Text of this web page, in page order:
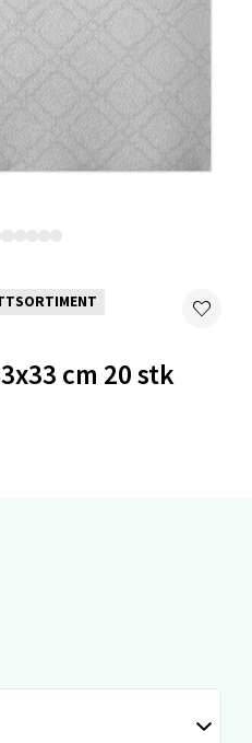
Vi spanderer den rimeligste
cm 20 stk
3, 7340 Oppdal
Orkanger
113, 7300